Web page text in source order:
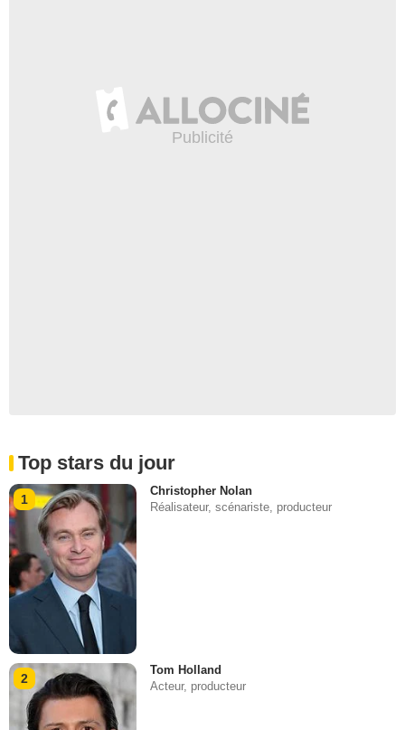
Top stars du jour
1
Christopher Nolan
Réalisateur, scénariste, producteur
2
Tom Holland
Acteur, producteur